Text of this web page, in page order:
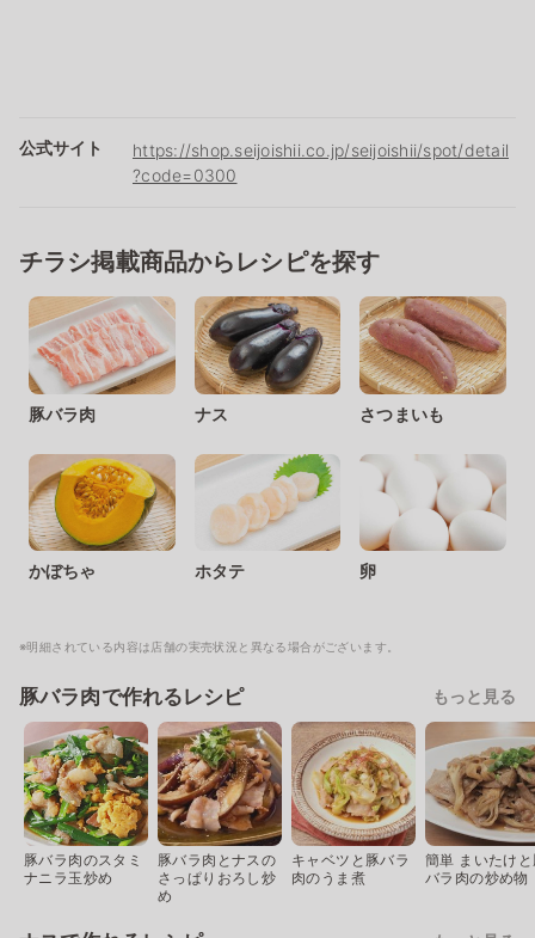
公式サイト
https://shop.seijoishii.co.jp/seijoishii/spot/detail
?code=0300
チラシ掲載商品からレシピを探す
豚バラ肉 ナス さつまいも
かぼちゃ ホタテ 卵
※明細されている内容は店舗の実売状況と異なる場合がございます。
豚バラ肉で作れるレシピ もっと見る
豚バラ肉のスタミ
ナニラ玉炒め
豚バラ肉とナスの
さっぱりおろし炒
め
キャベツと豚バラ
肉のうま煮
簡単 まいたけ
バラ肉の炒め物